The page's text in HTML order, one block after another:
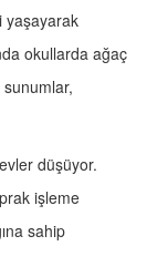
yaşayarak
okullarda ağaç
düşüyor.
işleme
sahip